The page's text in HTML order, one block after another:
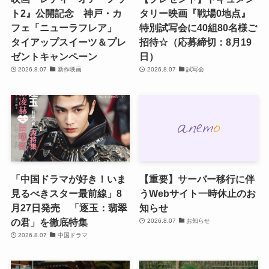
ト2』公開記念 神戸・カ
フェ「ニューラフレア」
タイアップスイーツ＆プレ
ゼントキャンペーン
2026.8.07 新作映画
タリー映画『戦場0地点』
特別試写会に40組80名様ご
招待☆（応募締切：8月19
日）
2026.8.07 試写会
「中国ドラマが好き！いま
見るべきスター最前線」8
月27日発売 「逐玉：翡翠
の君」を徹底特集
2026.8.07 中国ドラマ
【重要】サーバー移行に伴
うWebサイト一時休止のお
知らせ
2026.8.07 お知らせ